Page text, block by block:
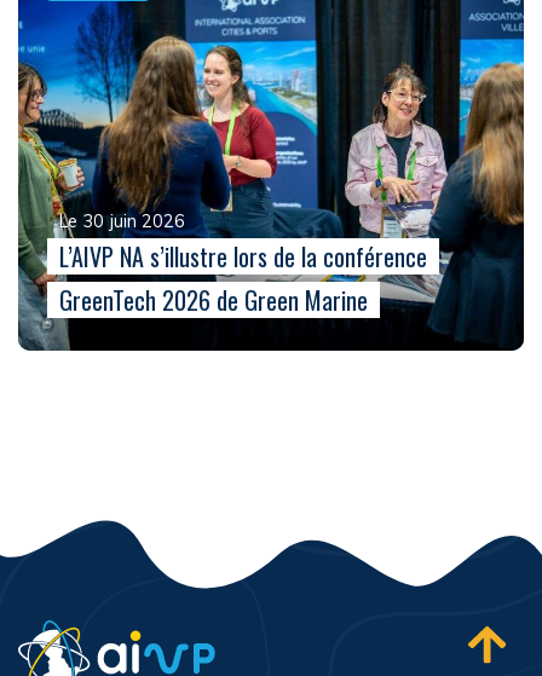
Le 30 juin 2026
L’AIVP NA s’illustre lors de la conférence
GreenTech 2026 de Green Marine